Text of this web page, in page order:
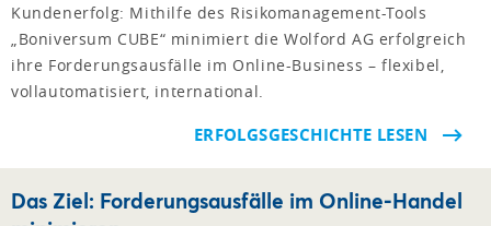
Kundenerfolg: Mithilfe des Risikomanagement-Tools
„Boniversum CUBE“ minimiert die Wolford AG erfolgreich
ihre Forderungsausfälle im Online-Business – flexibel,
vollautomatisiert, international.
ERFOLGSGESCHICHTE LESEN
Das Ziel: Forderungsausfälle im Online-Handel